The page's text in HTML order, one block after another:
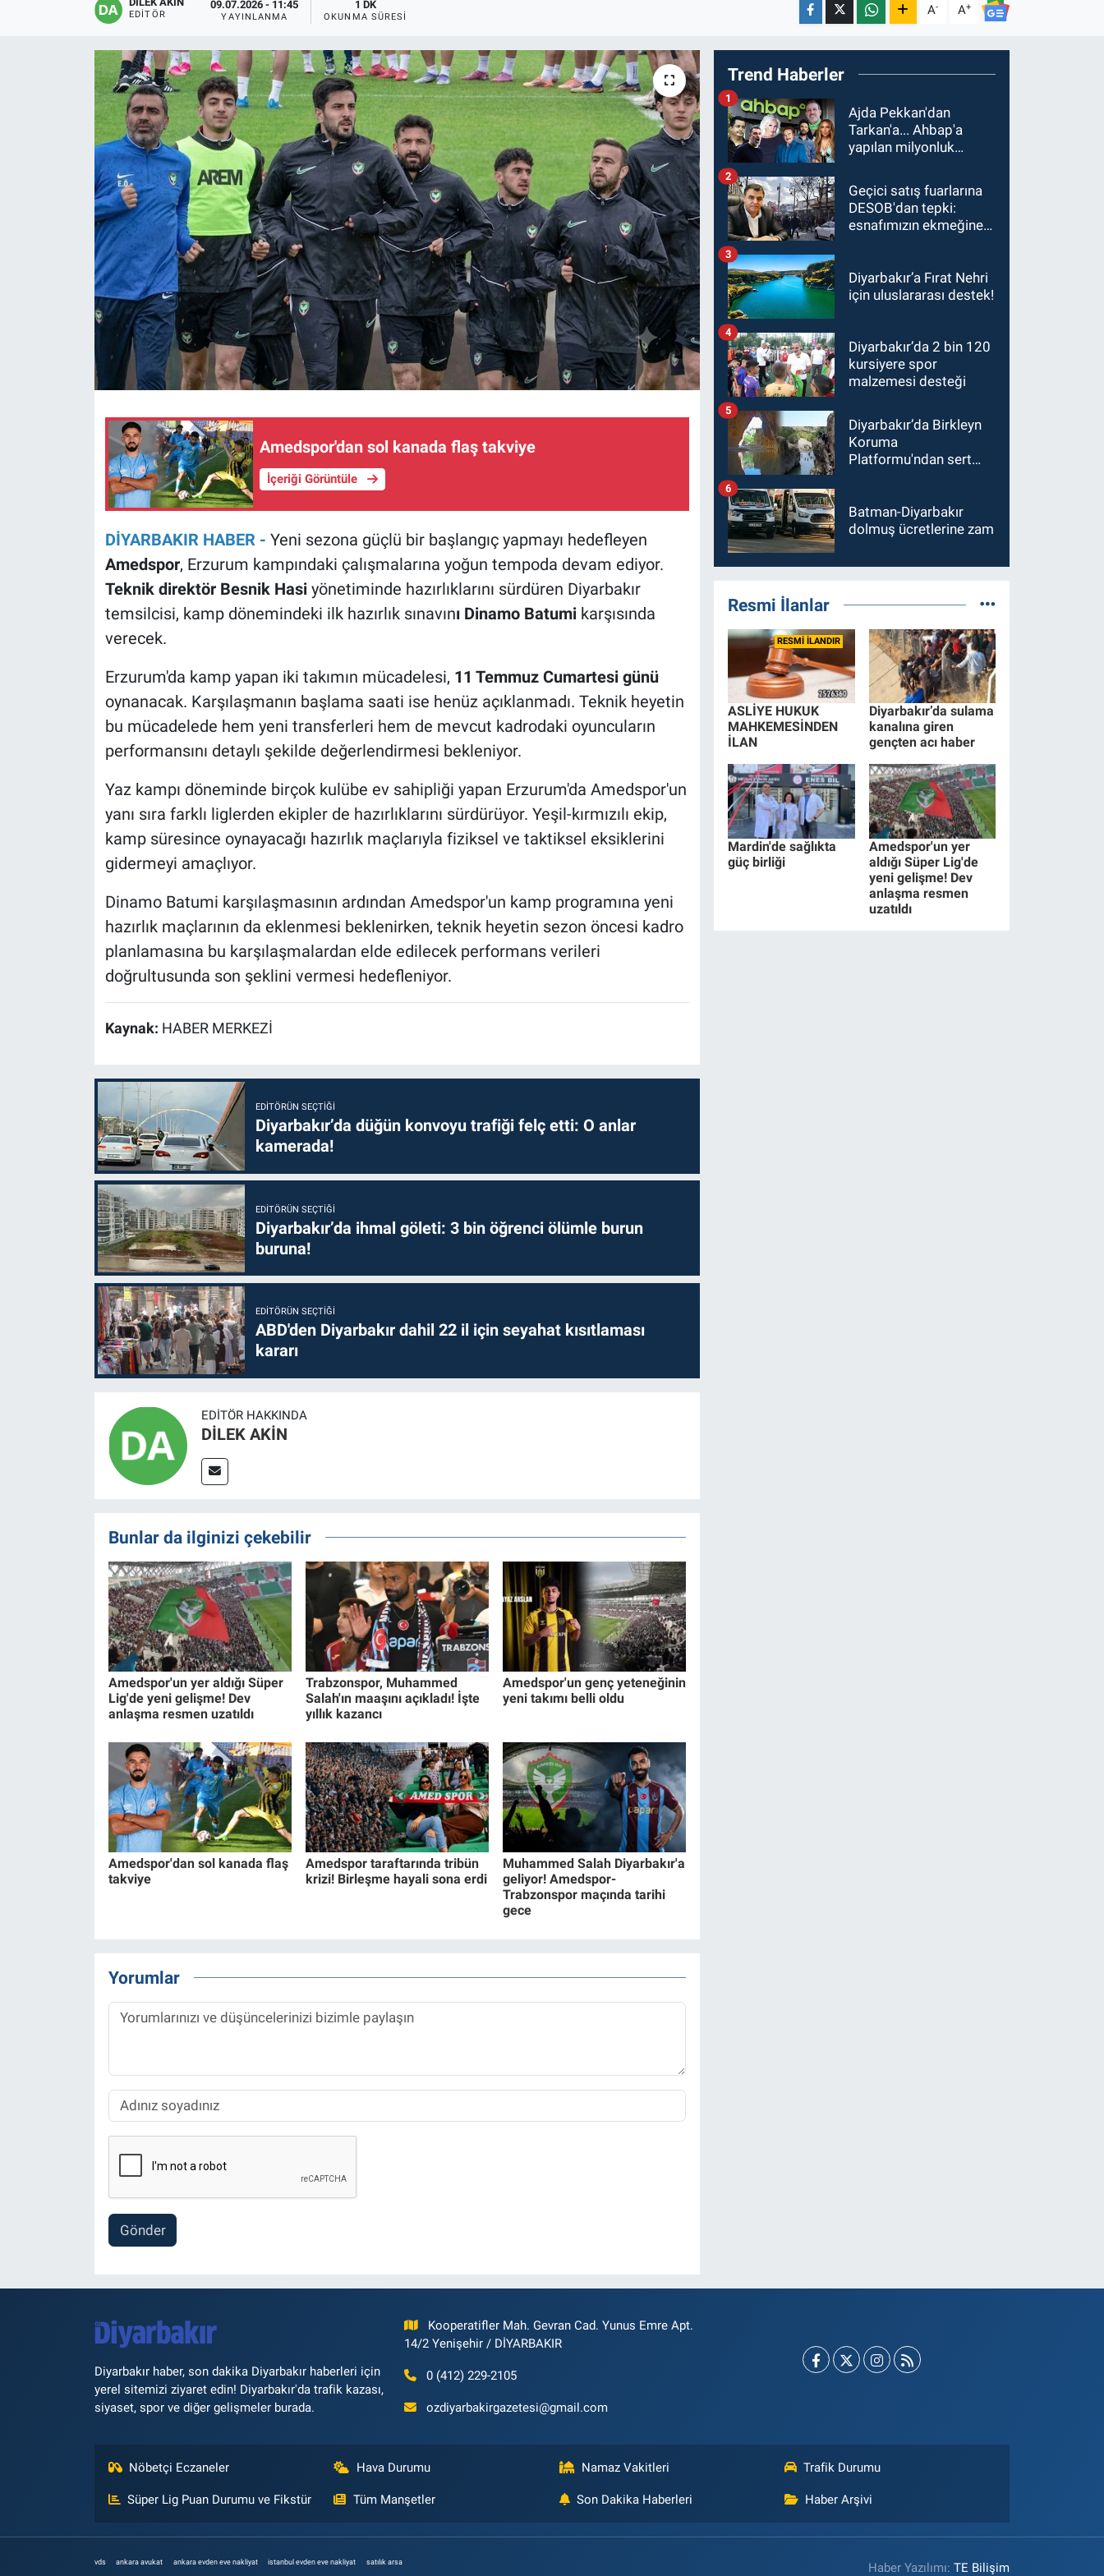
EDITÖR
09.07.2026 - 11:45
YAYINLANMA
1 DK
OKUNMA SÜRESI A- A+
Amedspor'dan sol kanada flaş takviye
İçeriği Görüntüle
DİYARBAKIR HABER - Yeni sezona güçlü bir başlangıç yapmayı hedefleyen
Amedspor, Erzurum kampındaki çalışmalarına yoğun tempoda devam ediyor.
Teknik direktör Besnik Hasiyönetiminde hazırlıklarını sürdüren Diyarbakır
temsilcisi, kamp dönemindeki ilk hazırlık sınavını Dinamo Batumi karşısında
verecek.
Erzurum'da kamp yapan iki takımın mücadelesi, 11 Temmuz Cumartesi günü
oynanacak. Karşılaşmanın başlama saati ise henüz açıklanmadı. Teknik heyetin
bu mücadelede hem yeni transferleri hem de mevcut kadrodaki oyuncuların
performansını detaylı şekilde değerlendirmesi bekleniyor.
Yaz kampı döneminde birçok kulübe ev sahipliği yapan Erzurum'da Amedspor'un
yanı sıra farklı liglerden ekipler de hazırlıklarını sürdürüyor. Yeşil-kırmızılı ekip,
kamp süresince oynayacağı hazırlık maçlarıyla fiziksel ve taktiksel eksiklerini
gidermeyi amaçlıyor.
Dinamo Batumi karşılaşmasının ardından Amedspor'un kamp programına yeni
hazırlık maçlarının da eklenmesi beklenirken, teknik heyetin sezon öncesi kadro
planlamasına bu karşılaşmalardan elde edilecek performans verileri
doğrultusunda son şeklini vermesi hedefleniyor.
Kaynak: HABER MERKEZİ
EDITÖRÜN SEÇTIĞI
Diyarbakır’da düğün konvoyu trafiği felç etti: O anlar
kamerada!
EDITÖRÜN SEÇTIĞI
Diyarbakır’da ihmal göleti: 3 bin öğrenci ölümle burun
buruna!
EDITÖRÜN SEÇTIĞI
ABD'den Diyarbakır dahil 22 il için seyahat kısıtlaması
kararı
EDITÖR HAKKINDA
DİLEK AKİN
Bunlar da ilginizi çekebilir
Amedspor'un yer aldığı Süper
Lig'de yeni gelişme! Dev
anlaşma resmen uzatıldı
Trabzonspor, Muhammed
Salah'ın maaşını açıkladı! İşte
yıllık kazancı
Amedspor'un genç yeteneğinin
yeni takımı belli oldu
Amedspor'dan sol kanada flaş
takviye
Amedspor taraftarında tribün
krizi! Birleşme hayali sona erdi
Muhammed Salah Diyarbakır'a
geliyor! Amedspor-
Trabzonspor maçında tarihi
gece
Yorumlar
Gönder
Trend Haberler
Ajda Pekkan'dan
Tarkan'a... Ahbap'a
yapılan milyonluk
1
Geçici satış fuarlarına
DESOB'dan tepki:
esnafımızın ekmeğine
2
Diyarbakır’a Fırat Nehri
için uluslararası destek!
3
Diyarbakır’da 2 bin 120
kursiyere spor
malzemesi desteği
4
Diyarbakır’da Birkleyn
Koruma
Platformu'ndan sert
5
Batman-Diyarbakır
dolmuş ücretlerine zam
6
Resmi İlanlar
RESMİ İLANDIR
ASLİYE HUKUK
MAHKEMESİNDEN
İLAN
Diyarbakır’da sulama
kanalına giren
gençten acı haber
Mardin'de sağlıkta
güç birliği
Amedspor'un yer
aldığı Süper Lig'de
yeni gelişme! Dev
anlaşma resmen
uzatıldı
Diyarbakır haber, son dakika Diyarbakır haberleri için
yerel sitemizi ziyaret edin! Diyarbakır'da trafik kazası,
siyaset, spor ve diğer gelişmeler burada.
Kooperatifler Mah. Gevran Cad. Yunus Emre Apt.
14/2 Yenişehir / DİYARBAKIR
0 (412) 229-2105
ozdiyarbakirgazetesi@gmail.com
Nöbetçi Eczaneler Hava Durumu Namaz Vakitleri Trafik Durumu
Süper Lig Puan Durumu ve Fikstür Tüm Manşetler Son Dakika Haberleri Haber Arşivi
vds ankara avukat ankara evden eve nakliyat istanbul evden eve nakliyat satılık arsa Haber Yazılımı:TE Bilişim
ÖZEL HABER
POLİTİKA
SAĞLIK
TEKNOLOJİ